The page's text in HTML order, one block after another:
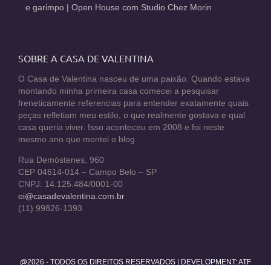
e garimpo | Open House com Studio Chez Morin
SOBRE A CASA DE VALENTINA
O Casa de Valentina nasceu de uma paixão. Quando estava
montando minha primeira casa comecei a pesquisar
freneticamente referencias para entender exatamente quais
peças refletiam meu estilo, o que realmente gostava e qual
casa queria viver. Isso aconteceu em 2008 e foi neste
mesmo ano que montei o blog.
Rua Demóstenes, 960
CEP 04614-014 – Campo Belo – SP
CNPJ: 14.125.484/0001-00
oi@casadevalentina.com.br
(11) 99826-1393
@2026 - TODOS OS DIREITOS RESERVADOS | DEVELOPMENT:ATF